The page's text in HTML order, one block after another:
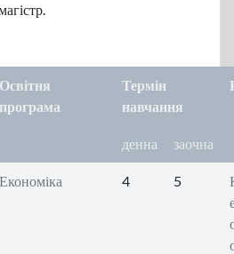
Освітня
програма
Термін
навчання
денна заочна
Економіка 4 5